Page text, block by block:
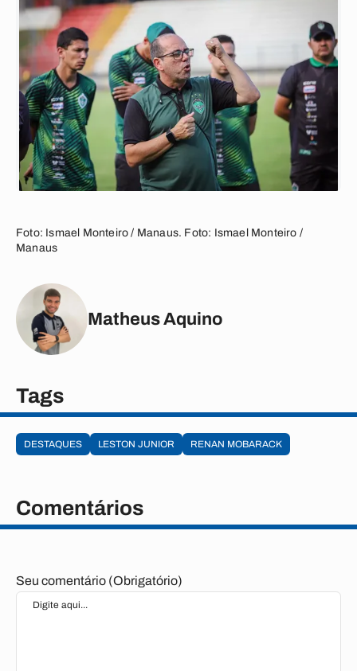
Foto: Ismael Monteiro / Manaus. Foto: Ismael Monteiro /
Manaus
Matheus Aquino
Tags
DESTAQUES LESTON JUNIOR RENAN MOBARACK
Comentários
Seu comentário (Obrigatório)